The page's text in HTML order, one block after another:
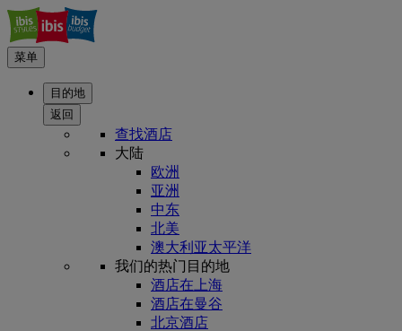
菜单
目的地
返回
查找酒店
大陆
欧洲
亚洲
中东
北美
澳大利亚太平洋
我们的热门目的地
酒店在上海
酒店在曼谷
北京酒店